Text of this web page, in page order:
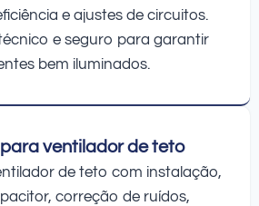
e ajustes de circuitos.
e seguro para garantir
bem iluminados.
ventilador de teto
de teto com instalação,
correção de ruídos,